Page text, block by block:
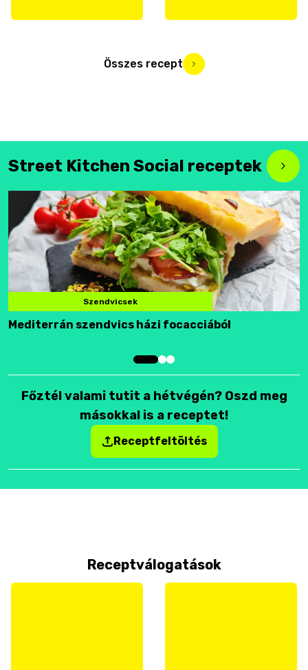
Összes recept
Street Kitchen Social receptek
Szendvicsek
Mediterrán szendvics házi focacciából
Főztél valami tutit a hétvégén? Oszd meg
másokkal is a receptet!
Receptfeltöltés
Receptválogatások